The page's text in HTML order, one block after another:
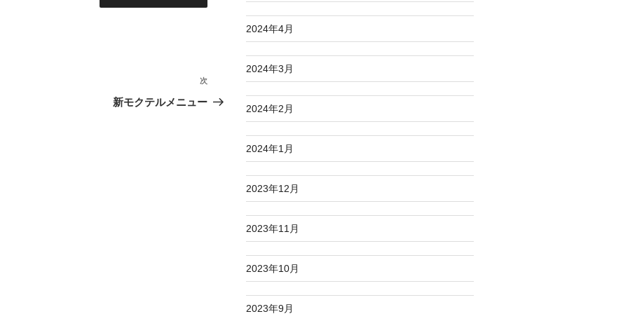
次
の
次
新モクテルメニュー
2024年4月
2024年3月
2024年2月
2024年1月
2023年12月
2023年11月
2023年10月
2023年9月